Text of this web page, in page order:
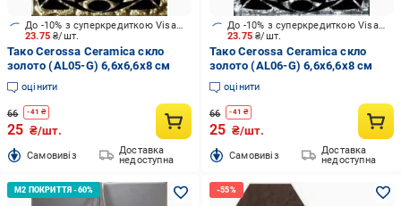
23.75₴/шт.
До -10% з суперкредиткою Visa Вигода
Тако Cerossa Ceramica скло
золото (AL05-G) 6,6x6,6x8 см
оцінити
66 -41 ₴
25 ₴/шт.
Cамовивіз
Доставка
недоступна
23.75₴/шт.
До -10% з суперкредиткою Visa Вигода
Тако Cerossa Ceramica скло
золото (AL06-G) 6,6x6,6x8 см
оцінити
66 -41 ₴
25 ₴/шт.
Cамовивіз
Доставка
недоступна